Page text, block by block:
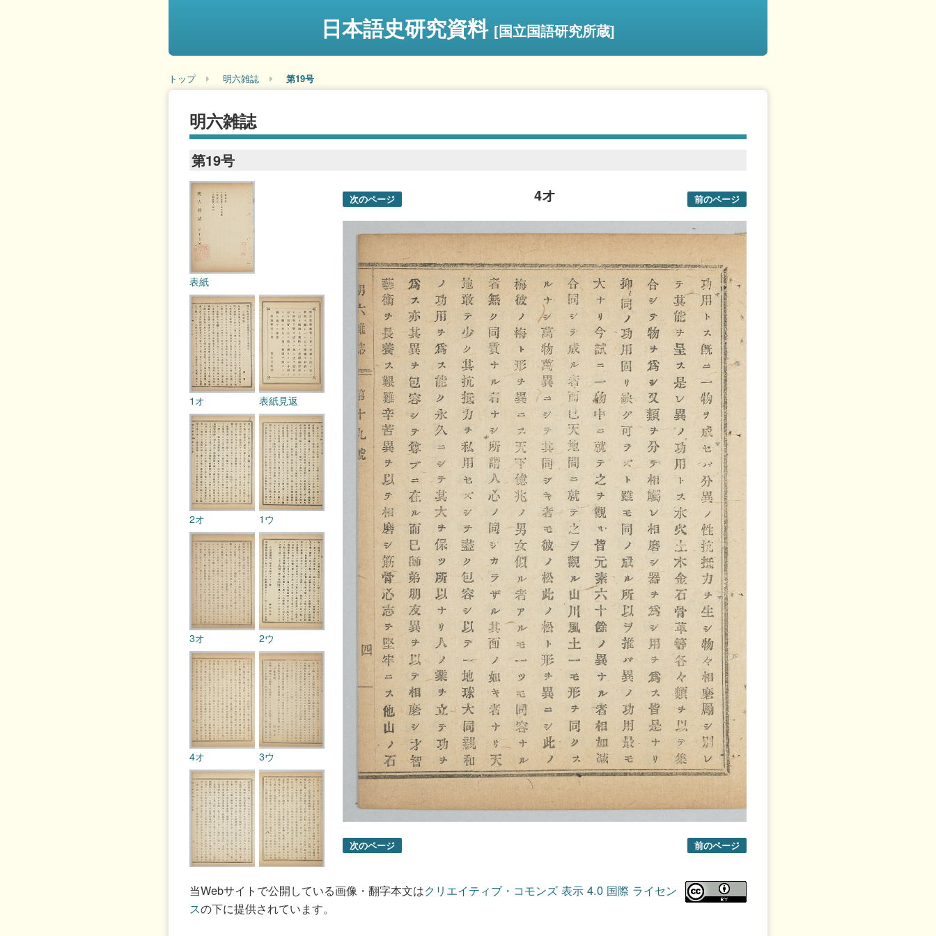
日本語史研究資料 [国立国語研究所蔵]
トップ 明六雑誌 第19号
明六雑誌
第19号
4オ
次のページ 前のページ
次のページ 前のページ
表紙
表紙見返
1オ
1ウ
2オ
2ウ
3オ
3ウ
4オ
当Webサイトで公開している画像・翻字本文はクリエイティブ・コモンズ 表示 4.0 国際 ライセン
スの下に提供されています。